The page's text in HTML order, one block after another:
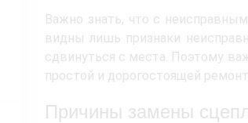
Важно знать, что с
видны лишь признаки
сдвинуться с места. Поэтому
простой и дорогостоящей
Причины замены